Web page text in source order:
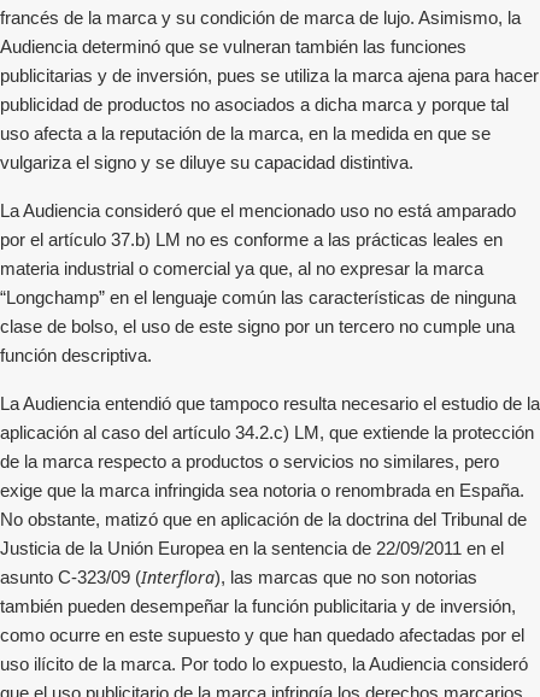
francés de la marca y su condición de marca de lujo. Asimismo, la
Audiencia determinó que se vulneran también las funciones
publicitarias y de inversión, pues se utiliza la marca ajena para hacer
publicidad de productos no asociados a dicha marca y porque tal
uso afecta a la reputación de la marca, en la medida en que se
vulgariza el signo y se diluye su capacidad distintiva.
La Audiencia consideró que el mencionado uso no está amparado
por el artículo 37.b) LM no es conforme a las prácticas leales en
materia industrial o comercial ya que, al no expresar la marca
“Longchamp” en el lenguaje común las características de ninguna
clase de bolso, el uso de este signo por un tercero no cumple una
función descriptiva.
La Audiencia entendió que tampoco resulta necesario el estudio de la
aplicación al caso del artículo 34.2.c) LM, que extiende la protección
de la marca respecto a productos o servicios no similares, pero
exige que la marca infringida sea notoria o renombrada en España.
No obstante, matizó que en aplicación de la doctrina del Tribunal de
Justicia de la Unión Europea en la sentencia de 22/09/2011 en el
asunto C‑323/09 (Interflora), las marcas que no son notorias
también pueden desempeñar la función publicitaria y de inversión,
como ocurre en este supuesto y que han quedado afectadas por el
uso ilícito de la marca. Por todo lo expuesto, la Audiencia consideró